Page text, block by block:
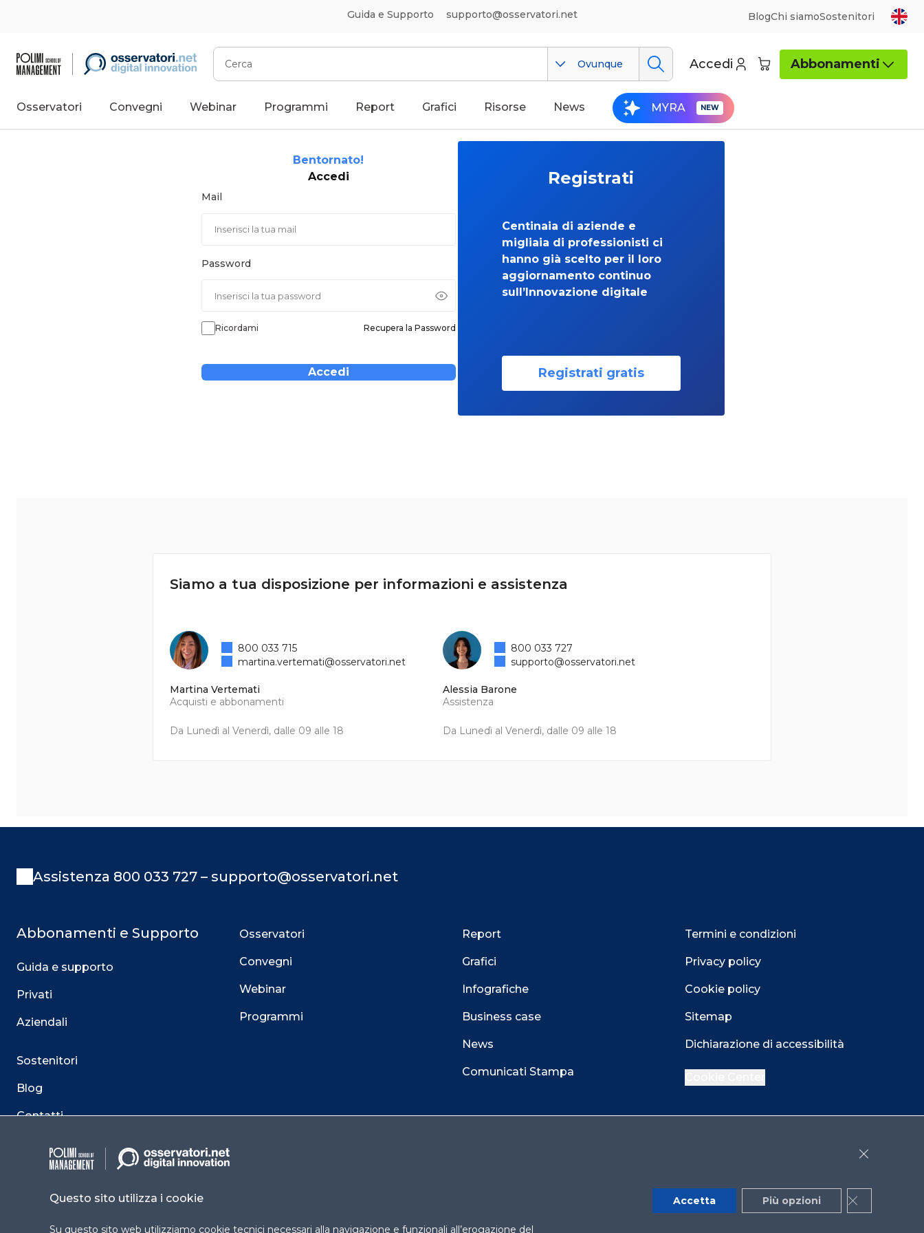
Guida e Supporto supporto@osservatori.net BlogChi siamoSostenitori
Cerca
Ovunque Accedi Abbonamenti
Osservatori Convegni Webinar Programmi Report Grafici Risorse News MYRA
Bentornato!
Accedi
Mail
Password
Ricordami Recupera la Password
Accedi
Registrati
Centinaia di aziende e
migliaia di professionisti ci
hanno già scelto per il loro
aggiornamento continuo
sull’Innovazione digitale
Registrati gratis
Siamo a tua disposizione per informazioni e assistenza
Martina Vertemati
Acquisti e abbonamenti
Da Lunedì al Venerdì, dalle 09 alle 18
800 033 715
martina.vertemati@osservatori.net
Alessia Barone
Assistenza
Da Lunedì al Venerdì, dalle 09 alle 18
800 033 727
supporto@osservatori.net
Assistenza 800 033 727 – supporto@osservatori.net
Abbonamenti e Supporto
Guida e supporto
Privati
Aziendali
Sostenitori
Blog
Contatti
Osservatori
Convegni
Webinar
Programmi
Report
Grafici
Infografiche
Business case
News
Comunicati Stampa
Termini e condizioni
Privacy policy
Cookie policy
Sitemap
Dichiarazione di accessibilità
YouTube X
Close
Questo sito utilizza i cookie
Su questo sito web utilizziamo cookie tecnici necessari alla navigazione e funzionali all’erogazione del
Accetta Più opzioni